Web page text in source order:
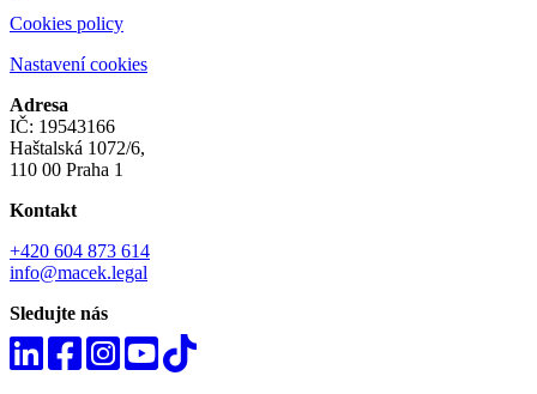
Cookies policy
Nastavení cookies
Adresa
IČ: 19543166
Haštalská 1072/6,
110 00 Praha 1
Kontakt
+420 604 873 614
info@macek.legal
Sledujte nás